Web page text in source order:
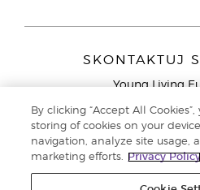
SKONTAKTUJ
Young Living
9727 AJ
Young Living Europe Ltd -
główna:+44 (0)
By clicking “Accept All
storing of cookies on your
navigation, analyze site usage,
marketing efforts.
Privacy Policy